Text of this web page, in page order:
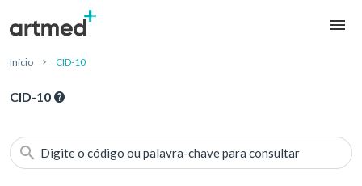
Início CID-10
CID-10
Digite o código ou palavra-chave para consultar